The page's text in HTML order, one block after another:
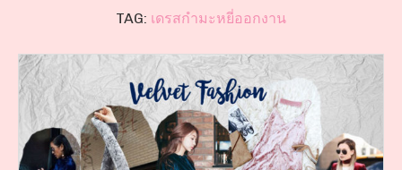
TAG: เดรสกำมะหยี่ออกงาน